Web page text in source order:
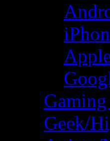
Geek/